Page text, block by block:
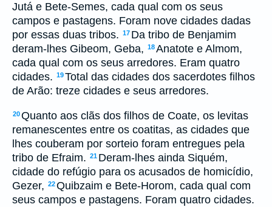
Jutá e Bete-Semes, cada qual com os seus
campos e pastagens. Foram nove cidades dadas
por essas duas tribos. 17 Da tribo de Benjamim
deram-lhes Gibeom, Geba, 18Anatote e Almom,
cada qual com os seus arredores. Eram quatro
cidades. 19Total das cidades dos sacerdotes filhos
de Arão: treze cidades e seus arredores.
20Quanto aos clãs dos filhos de Coate, os levitas
remanescentes entre os coatitas, as cidades que
lhes couberam por sorteio foram entregues pela
tribo de Efraim. 21 Deram-lhes ainda Siquém,
cidade do refúgio para os acusados de homicídio,
Gezer, 22Quibzaim e Bete-Horom, cada qual com
seus campos e pastagens. Foram quatro cidades.